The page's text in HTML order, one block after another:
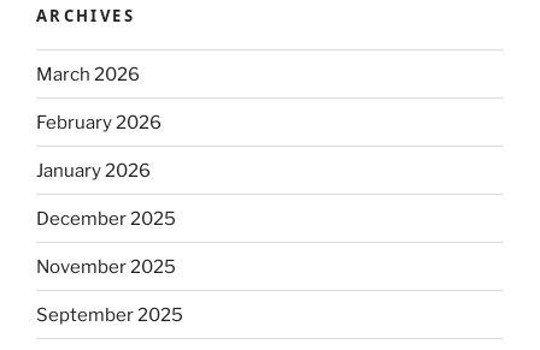
ARCHIVES
March 2026
February 2026
January 2026
December 2025
November 2025
September 2025